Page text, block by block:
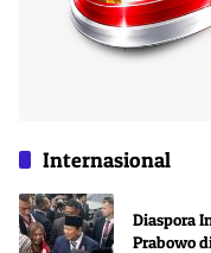
Internasional
Diaspora
Prabowo